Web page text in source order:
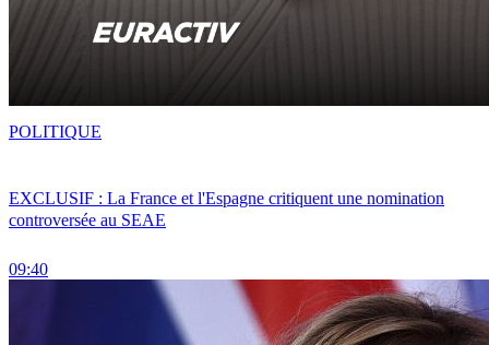
EXCLUSIF : La France et l'Espagne critiquent une nomination
controversée au SEAE
09:40
POLITIQUE